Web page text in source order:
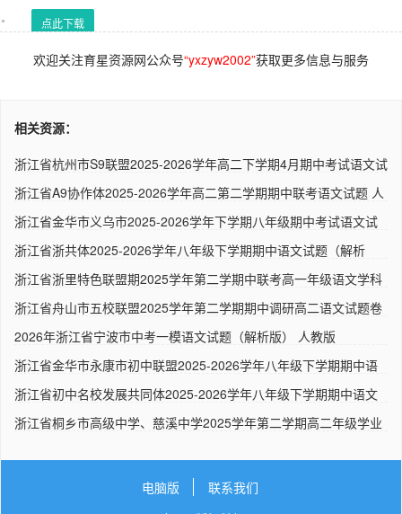
点此下载
欢迎关注育星资源网公众号“yxzyw2002”获取更多信息与服务
相关资源：
浙江省杭州市S9联盟2025-2026学年高二下学期4月期中考试语文试
浙江省A9协作体2025-2026学年高二第二学期期中联考语文试题 人
浙江省金华市义乌市2025-2026学年下学期八年级期中考试语文试
浙江省浙共体2025-2026学年八年级下学期期中语文试题（解析
浙江省浙里特色联盟期2025学年第二学期中联考高一年级语文学科
浙江省舟山市五校联盟2025学年第二学期期中调研高二语文试题卷
2026年浙江省宁波市中考一模语文试题（解析版） 人教版
浙江省金华市永康市初中联盟2025-2026学年八年级下学期期中语
浙江省初中名校发展共同体2025-2026学年八年级下学期期中语文
浙江省桐乡市高级中学、慈溪中学2025学年第二学期高二年级学业
电脑版 联系我们